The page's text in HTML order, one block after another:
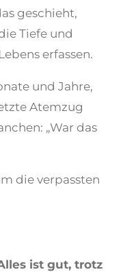
geschieht,
Tiefe und
erfassen.
und Jahre,
Atemzug
„War das
die verpassten
ist gut, trotz